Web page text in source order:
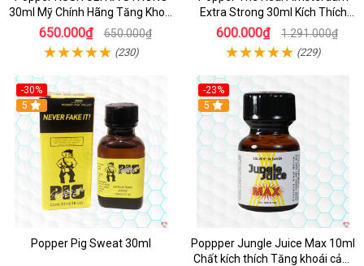
30ml Mỹ Chính Hãng Tăng Khoái
Cảm
650.000₫ 650.000₫
(230)
Extra Strong 30ml Kích Thích
Cường Độ Cao
600.000₫ 1.291.000₫
(229)
-30%
5
Popper Pig Sweat 30ml
-23%
5
Poppper Jungle Juice Max 10ml
Chất kích thích Tăng khoái cảm